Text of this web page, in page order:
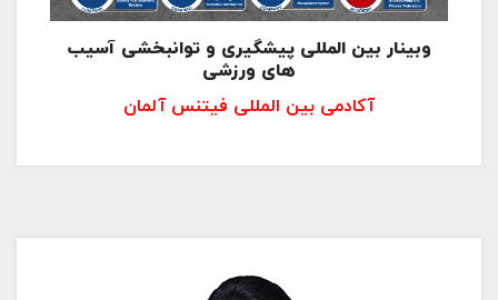
وبینار بین المللی پیشگیری و توانبخشی آسیب
های ورزشی
آکادمی بین المللی فیتنس آلمان